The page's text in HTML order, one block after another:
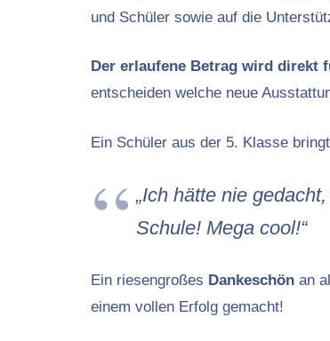
und Schüler sowie auf die
Der erlaufene Betrag wird direkt
entscheiden welche neue
Ein Schüler aus der 5. Klasse
„Ich hätte nie
Schule! Mega cool!“
Ein riesengroßes Dankeschön an
einem vollen Erfolg gemacht!